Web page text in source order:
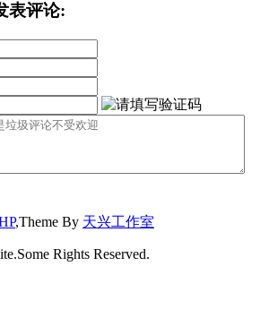
表评论:
,Theme By 天兴工作室
Rights Reserved.